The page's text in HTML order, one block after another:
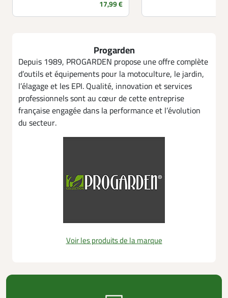
Prix
17,99 €
Progarden
Depuis 1989, PROGARDEN propose une offre complète
d’outils et équipements pour la motoculture, le jardin,
l’élagage et les EPI. Qualité, innovation et services
professionnels sont au cœur de cette entreprise
française engagée dans la performance et l’évolution
du secteur.
Voir les produits de la marque